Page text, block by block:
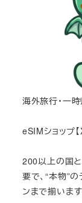
海外旅行・一
eSIMショップ
200以上の国
要で、“本物”
ンまで揃います